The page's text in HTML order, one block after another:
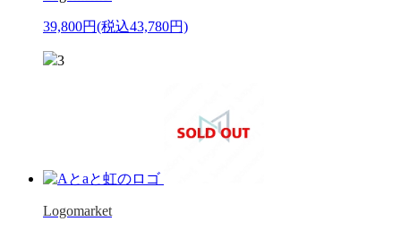
39,800円(税込43,780円)
3
Logomarket